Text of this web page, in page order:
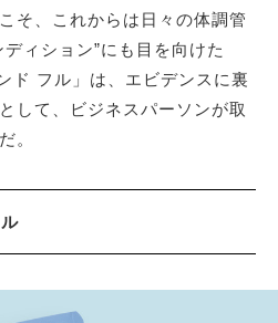
そ、これからは日々の体調管
ィション”にも目を向けた
ド フル」は、エビデンスに裏
して、ビジネスパーソンが取
。